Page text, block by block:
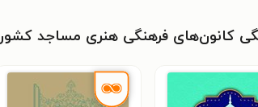
کانون‌های فرهنگی هنری مساجد کشور